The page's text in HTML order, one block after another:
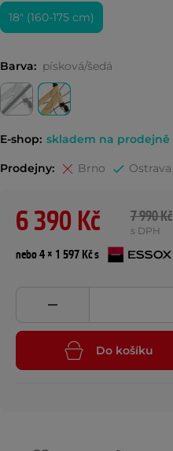
18" (160-175 cm)
Barva: písková/šedá
E-shop: skladem na prodejně
Prodejny: Brno Ostrava
6 390 Kč 7 990 Kč
s DPH
nebo 4 × 1 597 Kč s
Do košíku